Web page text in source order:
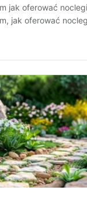
jak oferować
jak oferować